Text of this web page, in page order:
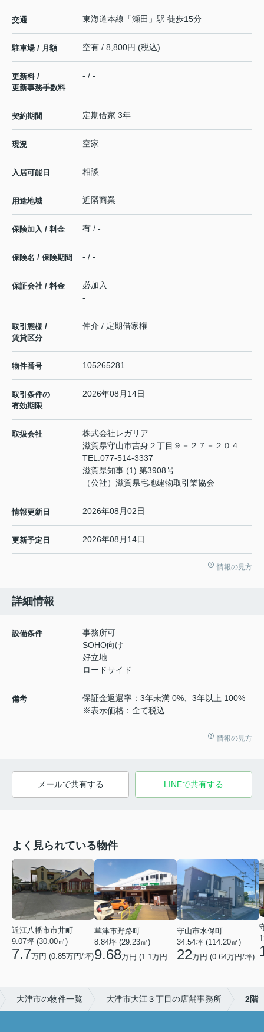
交通 東海道本線 「瀬田 」駅 徒歩15分
駐車場 / 月額 空有 / 8,800円 (税込)
更新料 /
更新事務手数料
- / -
契約期間 定期借家 3年
現況 空家
入居可能日 相談
用途地域 近隣商業
保険加入 / 料金 有 / -
保険名 / 保険期間 - / -
保証会社 / 料金
必加入
-
取引態様 /
賃貸区分
仲介 / 定期借家権
物件番号 105265281
取引条件の
有効期限
2026年08月14日
取扱会社
株式会社レガリア
滋賀県守山市吉身２丁目９－２７－２０４
TEL:077-514-3337
滋賀県知事 (1) 第3908号
（公社）滋賀県宅地建物取引業協会
情報更新日 2026年08月02日
更新予定日 2026年08月14日
情報の見方
詳細情報
設備条件
事務所可
SOHO向け
好立地
ロードサイド
備考
保証金返還率：3年未満 0%、3年以上 100%
※表示価格：全て税込
情報の見方
メールで共有する LINEで共有する
よく見られている物件
近江八幡市市井町
9.07坪 (30.00㎡)
7.7万円 (0.85万円/坪)
草津市野路町
8.84坪 (29.23㎡)
9.68万円 (1.1万円/坪)
守山市水保町
34.54坪 (114.20㎡)
22万円 (0.64万円/坪)
大津市の物件一覧 大津市大江３丁目の店舗事務所 2階